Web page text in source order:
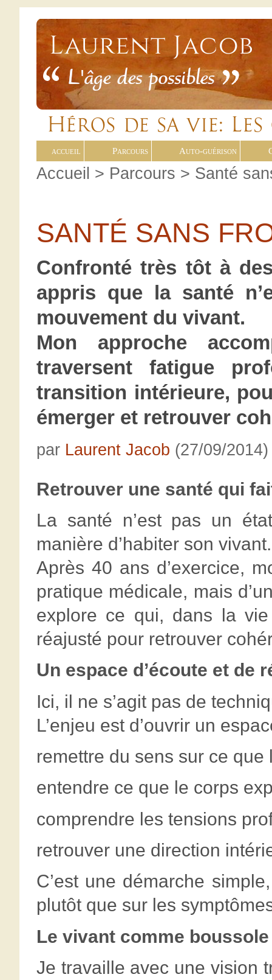
accueil Parcours Auto-guérison
Accueil > Parcours > Santé
SANTÉ SANS
Confronté très tôt à
appris que la santé
mouvement du vivant.
Mon approche
traversent fatigue
transition intérieure,
émerger et retrouver
par Laurent Jacob (27/09/2014)
Retrouver une santé qui
La santé n’est pas un
manière d’habiter son vivant.
Après 40 ans d’exercice,
pratique médicale, mais
explore ce qui, dans la
réajusté pour retrouver
Un espace d’écoute et de
Ici, il ne s’agit pas de
L’enjeu est d’ouvrir un
remettre du sens sur ce que
entendre ce que le corps
comprendre les tensions
retrouver une direction
C’est une démarche
plutôt que sur les
Le vivant comme boussole
Je travaille avec une vision